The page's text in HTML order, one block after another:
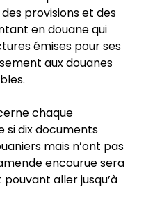
provisions et des
en douane qui
émises pour ses
aux douanes
chaque
si dix documents
mais n’ont pas
encourue sera
aller jusqu’à